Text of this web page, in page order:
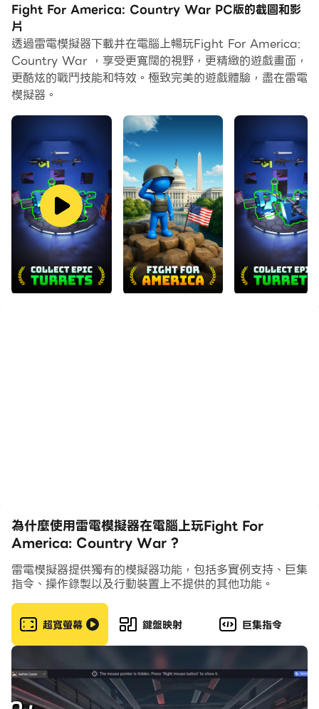
當你在電腦上玩Fight For America: Country War的時
候，你可以調整幀頻設定，享受流暢的遊戲體驗和酷炫的遊
戲畫面。
雷電模擬器還提供配置好的鍵盤映射，以最大限度地方便你
控制整個遊戲的操作。鍵盤映射功能的不斷最佳化還提高了
按鍵靈敏度和技能釋放精準度。為了增強你的遊戲體驗，雷
電模擬器還為你配置了特殊的按鈕，如射擊按鈕、隱藏滑鼠
按鈕、連續按鍵等。
如果你想用遊戲手把玩遊戲，自動啟用的遊戲手把檢測可以
幫助你在幾個簡單的點擊中自訂控制，自由移動你的英雄。
現在就開始在電腦上下載和玩Fight For America:
Country War吧！
為美國而戰，捍衛領土！此為戰略領土遊戲，您必須在各州
間奮戰、阻止敵人入侵占領、先後解放各州，並在戰場上充
愛國情操劃定防線，拯救美國各州！
憑藉極具挑戰性的戰略部署部隊和防線抵禦暴動，喜歡征服
高塔和 state io 的戰爭遊戲與塔防愛好者，千萬別錯過
《Fight For America》。別讓他們征服的國家打擾您的
世界大戰，設定好基地攻擊、路障、戰術和領土遊戲解決方
案，使用砲塔和其他戰爭遊戲戰術，出兵並與士兵結盟，贏
下這場戰鬥，藉此結束這場戰爭！目標是阻止國家衝突，並
從這場國家戰爭中拯救美國這片大地！正如美國的 state
io、countryballs、risk 以及 angle fight 3d 遊戲，這
是一款又酷又出色的遊戲！
Fight For America: Country War PC版的截圖和影
片
透過雷電模擬器下載并在電腦上暢玩Fight For America:
Country War ，享受更寬闊的視野，更精緻的遊戲畫面，
更酷炫的戰鬥技能和特效。極致完美的遊戲體驗，盡在雷電
模擬器。
為什麼使用雷電模擬器在電腦上玩Fight For
America: Country War ?
雷電模擬器提供獨有的模擬器功能，包括多實例支持、巨集
指令、操作錄製以及行動裝置上不提供的其他功能。
超寬螢幕 鍵盤映射 巨集指令